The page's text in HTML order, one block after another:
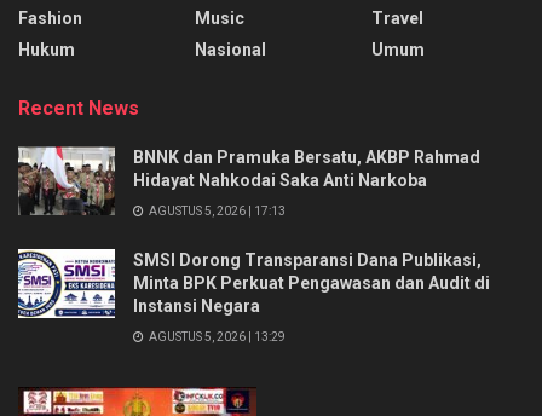
Fashion
Hukum
Music
Nasional
Travel
Umum
Recent News
BNNK dan Pramuka Bersatu, AKBP Rahmad
Hidayat Nahkodai Saka Anti Narkoba
AGUSTUS 5, 2026 | 17:13
SMSI Dorong Transparansi Dana Publikasi,
Minta BPK Perkuat Pengawasan dan Audit di
Instansi Negara
AGUSTUS 5, 2026 | 13:29